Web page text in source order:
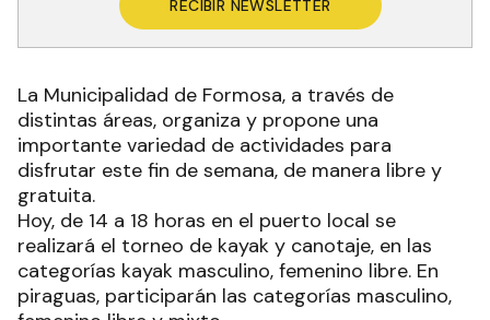
RECIBIR NEWSLETTER
La Municipalidad de Formosa, a través de
distintas áreas, organiza y propone una
importante variedad de actividades para
disfrutar este fin de semana, de manera libre y
gratuita.
Hoy, de 14 a 18 horas en el puerto local se
realizará el torneo de kayak y canotaje, en las
categorías kayak masculino, femenino libre. En
piraguas, participarán las categorías masculino,